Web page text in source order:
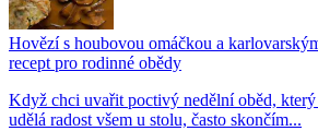
Hovězí s houbovou omáčkou a
recept pro rodinné obědy
Když chci uvařit poctivý nedělní oběd,
udělá radost všem u stolu, často skončím...